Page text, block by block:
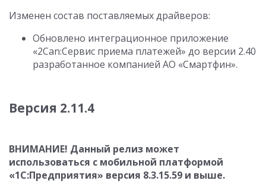
Изменен состав поставляемых драйверов:
Обновлено интеграционное приложение
«2Can:Сервис приема платежей» до версии 2.40
разработанное компанией АО «Смартфин».
Версия 2.11.4
ВНИМАНИЕ! Данный релиз может
использоваться с мобильной платформой
«1С:Предприятия» версия 8.3.15.59 и выше.